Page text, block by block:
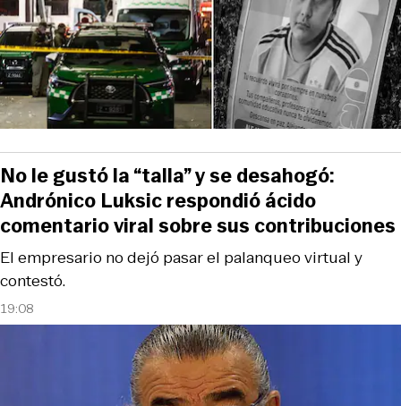
19:08
El empresario no dejó pasar el palanqueo virtual y
contestó.
No le gustó la “talla” y se desahogó:
Andrónico Luksic respondió ácido
comentario viral sobre sus contribuciones